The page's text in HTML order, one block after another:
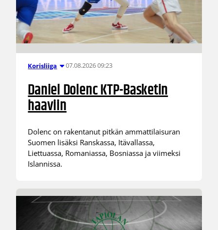
Korisliiga 07.08.2026 09:23
Daniel Dolenc KTP-Basketin
haaviin
Dolenc on rakentanut pitkän ammattilaisuran
Suomen lisäksi Ranskassa, Itävallassa,
Liettuassa, Romaniassa, Bosniassa ja viimeksi
Islannissa.